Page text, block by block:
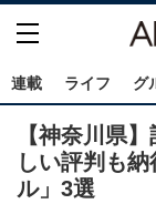
連載 ライフ グ
【神奈川県
しい評判も
ル」3選